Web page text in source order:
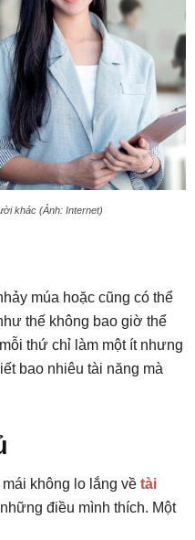
khác (Ảnh: Internet)
múa hoặc cũng có thể
thế không bao giờ thể
thứ chỉ làm một ít nhưng
bao nhiêu tài năng mà
không lo lắng về tài
điều mình thích. Một